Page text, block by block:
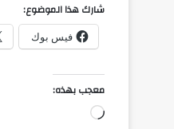
شارك هذا الموضوع:
فيس بوك
معجب بهذه:
جاري